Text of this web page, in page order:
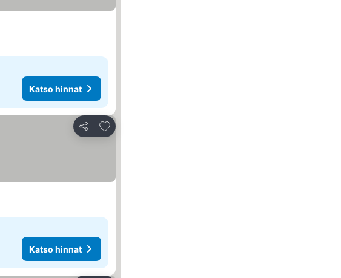
Katso hinnat
Jaa
Lisää suosikkeihin
Katso hinnat